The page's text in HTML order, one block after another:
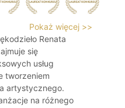
Pokaż więcej >>
Renata
się
usług
tworzeniem
artystycznego.
na różnego